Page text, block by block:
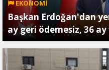
EKONOMİ
Başkan Erdoğan'dan
ay geri ödemesiz, 36